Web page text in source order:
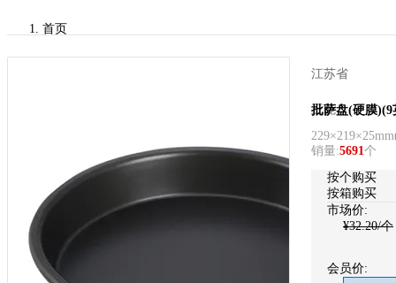
首页
铝合金
江苏省
三能
批萨盘(硬膜)(9
229×219×25mm
销量:5691个
按个购买
按箱购买
市场价:
¥32.20/个
会员价: